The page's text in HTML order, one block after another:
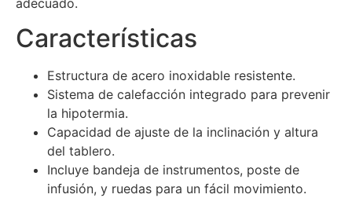
Características
Estructura de acero inoxidable resistente.
Sistema de calefacción integrado para prevenir
la hipotermia.
Capacidad de ajuste de la inclinación y altura
del tablero.
Incluye bandeja de instrumentos, poste de
infusión, y ruedas para un fácil movimiento.